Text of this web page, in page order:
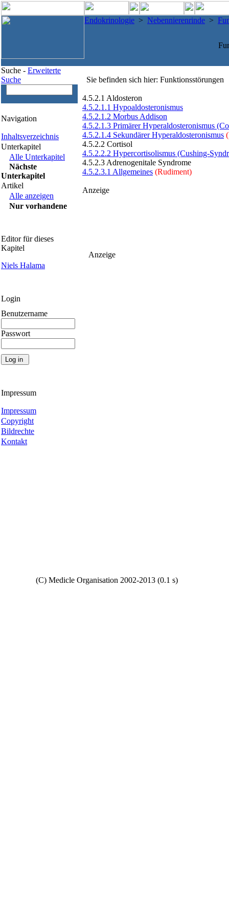
Endokrinologie > Nebennierenrinde >
Suche - Erweiterte
Suche
Navigation
Inhaltsverzeichnis
Unterkapitel
Alle Unterkapitel
Nächste
Unterkapitel
Artikel
Alle anzeigen
Nur vorhandene
Editor für dieses
Kapitel
Niels Halama
Login
Benutzername
Passwort
Impressum
Impressum
Copyright
Bildrechte
Kontakt
Sie befinden sich hier: Funktionsstörungen
4.5.2.1 Aldosteron
4.5.2.1.1 Hypoaldosteronismus
4.5.2.1.2 Morbus Addison
4.5.2.1.3 Primärer Hyperaldosteronismus
4.5.2.1.4 Sekundärer Hyperaldosteronismus
4.5.2.2 Cortisol
4.5.2.2.2 Hypercortisolismus (Cushing-
4.5.2.3 Adrenogenitale Syndrome
4.5.2.3.1 Allgemeines (Rudiment)
Anzeige
Anzeige
(C) Medicle Organisation 2002-2013 (0.1 s)